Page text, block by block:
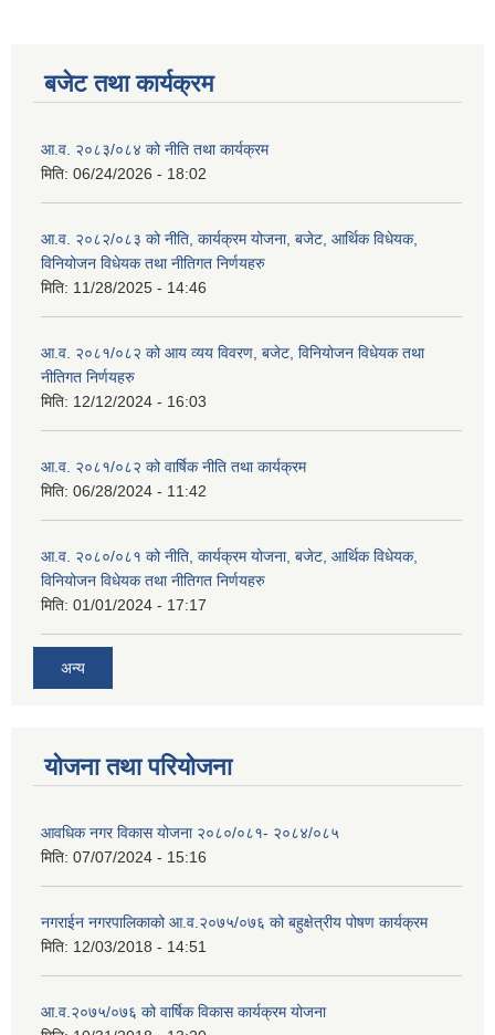
बजेट तथा कार्यक्रम
आ.व. २०८३/०८४ को नीति तथा कार्यक्रम
मिति: 06/24/2026 - 18:02
आ.व. २०८२/०८३ को नीति, कार्यक्रम योजना, बजेट, आर्थिक विधेयक,
विनियोजन विधेयक तथा नीतिगत निर्णयहरु
मिति: 11/28/2025 - 14:46
आ.व. २०८१/०८२ को आय व्यय विवरण, बजेट, विनियोजन विधेयक तथा
नीतिगत निर्णयहरु
मिति: 12/12/2024 - 16:03
आ.व. २०८१/०८२ को वार्षिक नीति तथा कार्यक्रम
मिति: 06/28/2024 - 11:42
आ.व. २०८०/०८१ को नीति, कार्यक्रम योजना, बजेट, आर्थिक विधेयक,
विनियोजन विधेयक तथा नीतिगत निर्णयहरु
मिति: 01/01/2024 - 17:17
अन्य
योजना तथा परियोजना
आवधिक नगर विकास योजना २०८०/०८१- २०८४/०८५
मिति: 07/07/2024 - 15:16
नगराईन नगरपालिकाको आ.व.२०७५/०७६ को बहुक्षेत्रीय पोषण कार्यक्रम
मिति: 12/03/2018 - 14:51
आ.व.२०७५/०७६ को वार्षिक विकास कार्यक्रम योजना